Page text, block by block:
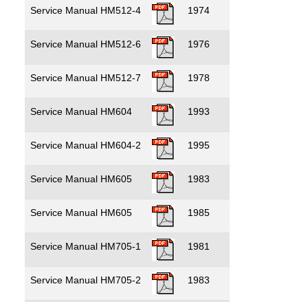
Service Manual HM512-4 1974
Service Manual HM512-6 1976
Service Manual HM512-7 1978
Service Manual HM604 1993
Service Manual HM604-2 1995
Service Manual HM605 1983
Service Manual HM605 1985
Service Manual HM705-1 1981
Service Manual HM705-2 1983